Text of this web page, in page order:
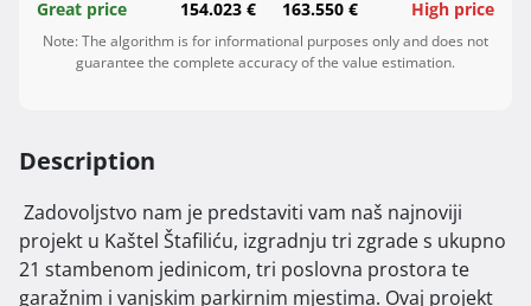
Great price 154.023 € 163.550 € High price
Note: The algorithm is for informational purposes only and does not
guarantee the complete accuracy of the value estimation.
Description
projekt u Kaštel Štafiliću, izgradnju tri zgrade s ukupno
21 stambenom jedinicom, tri poslovna prostora te
garažnim i vanjskim parkirnim mjestima. Ovaj projekt